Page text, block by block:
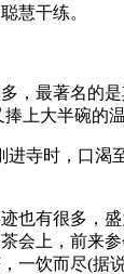
慧干练。
最著名的是
上大半碗的
时，口渴至
有很多，盛
会上，前来
一饮而尽(据